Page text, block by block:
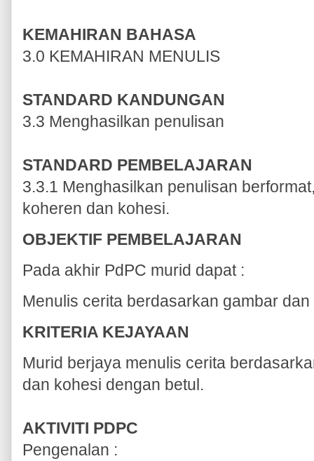
KEMAHIRAN BAHASA
3.0 KEMAHIRAN MENULIS
STANDARD KANDUNGAN
3.3 Menghasilkan penulisan
STANDARD PEMBELAJARAN
3.3.1 Menghasilkan penulisan
koheren dan kohesi.
OBJEKTIF PEMBELAJARAN
Pada akhir PdPC murid dapat :
Menulis cerita berdasarkan gambar
KRITERIA KEJAYAAN
Murid berjaya menulis cerita
dan kohesi dengan betul.
AKTIVITI PDPC
Pengenalan :